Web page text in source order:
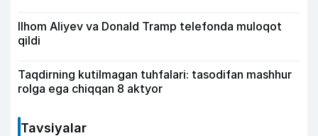
Ilhom Aliyev va Donald Tramp telefonda muloqot
qildi
Taqdirning kutilmagan tuhfalari: tasodifan mashhur
rolga ega chiqqan 8 aktyor
Tavsiyalar